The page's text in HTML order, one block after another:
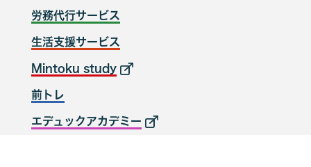
労務代行サービス
生活支援サービス
Mintoku study
前トレ
エデュックアカデミー